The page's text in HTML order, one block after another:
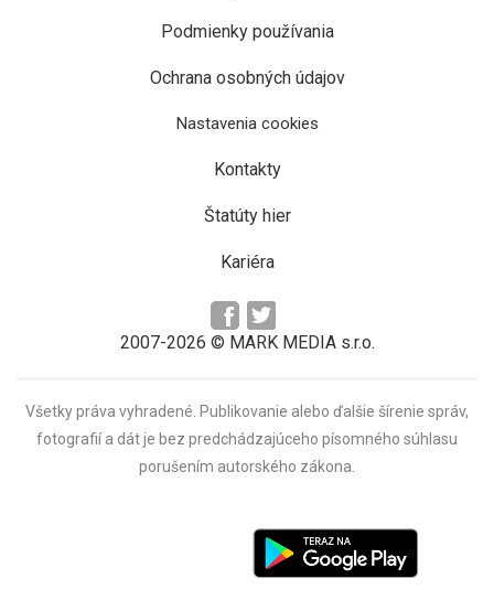
Podmienky používania
Ochrana osobných údajov
Nastavenia cookies
Kontakty
Štatúty hier
Kariéra
2007-2026 © MARK MEDIA s.r.o.
Všetky práva vyhradené. Publikovanie alebo ďalšie šírenie správ,
fotografií a dát je bez predchádzajúceho písomného súhlasu
porušením autorského zákona.